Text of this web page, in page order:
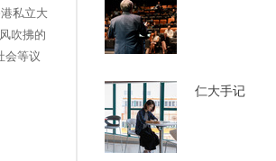
私立大
吹拂的
会等议
仁大手记